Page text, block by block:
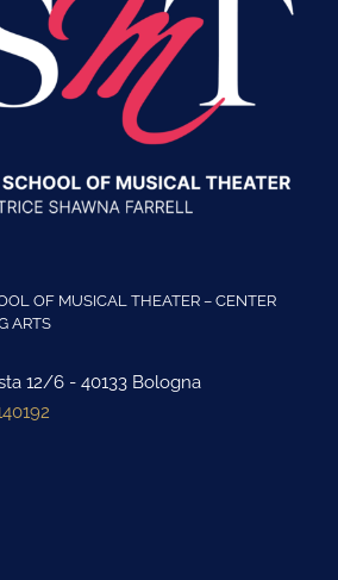
OF MUSICAL THEATER – CENTER
ARTS
12/6 - 40133 Bologna